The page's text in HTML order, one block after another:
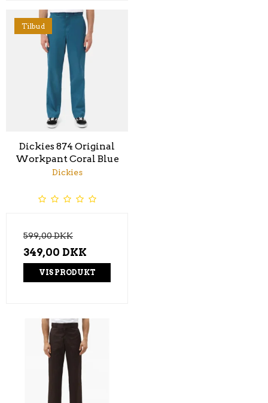
Tilbud
Dickies 874 Original
Workpant Coral Blue
Dickies
599,00 DKK
349,00 DKK
VIS PRODUKT